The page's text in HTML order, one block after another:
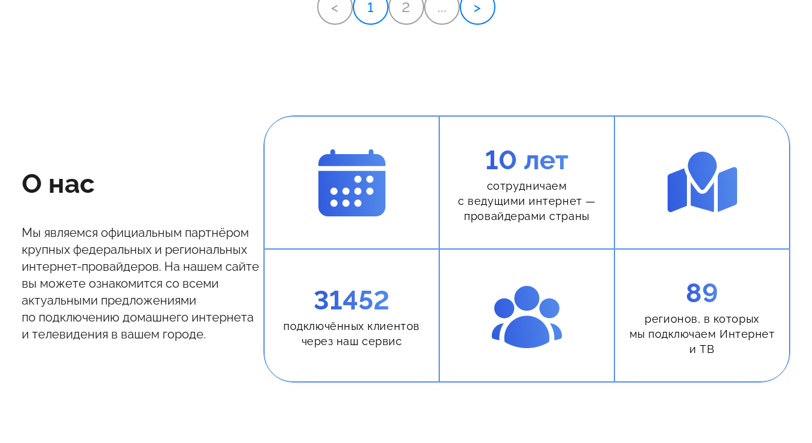
< 1 2 ... >
О нас
Мы являемся официальным партнёром
крупных федеральных и региональных
интернет-провайдеров. На нашем сайте
вы можете ознакомится со всеми
актуальными предложениями
по подключению домашнего интернета
и телевидения в вашем городе.
10 лет
сотрудничаем
с ведущими интернет —
провайдерами страны
31452
подключённых клиентов
через наш сервис
89
регионов, в которых
мы подключаем Интернет
и ТВ